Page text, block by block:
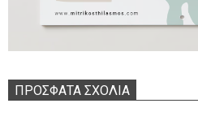
ΠΡΌΣΦΑΤΑ ΣΧΌΛΙΑ